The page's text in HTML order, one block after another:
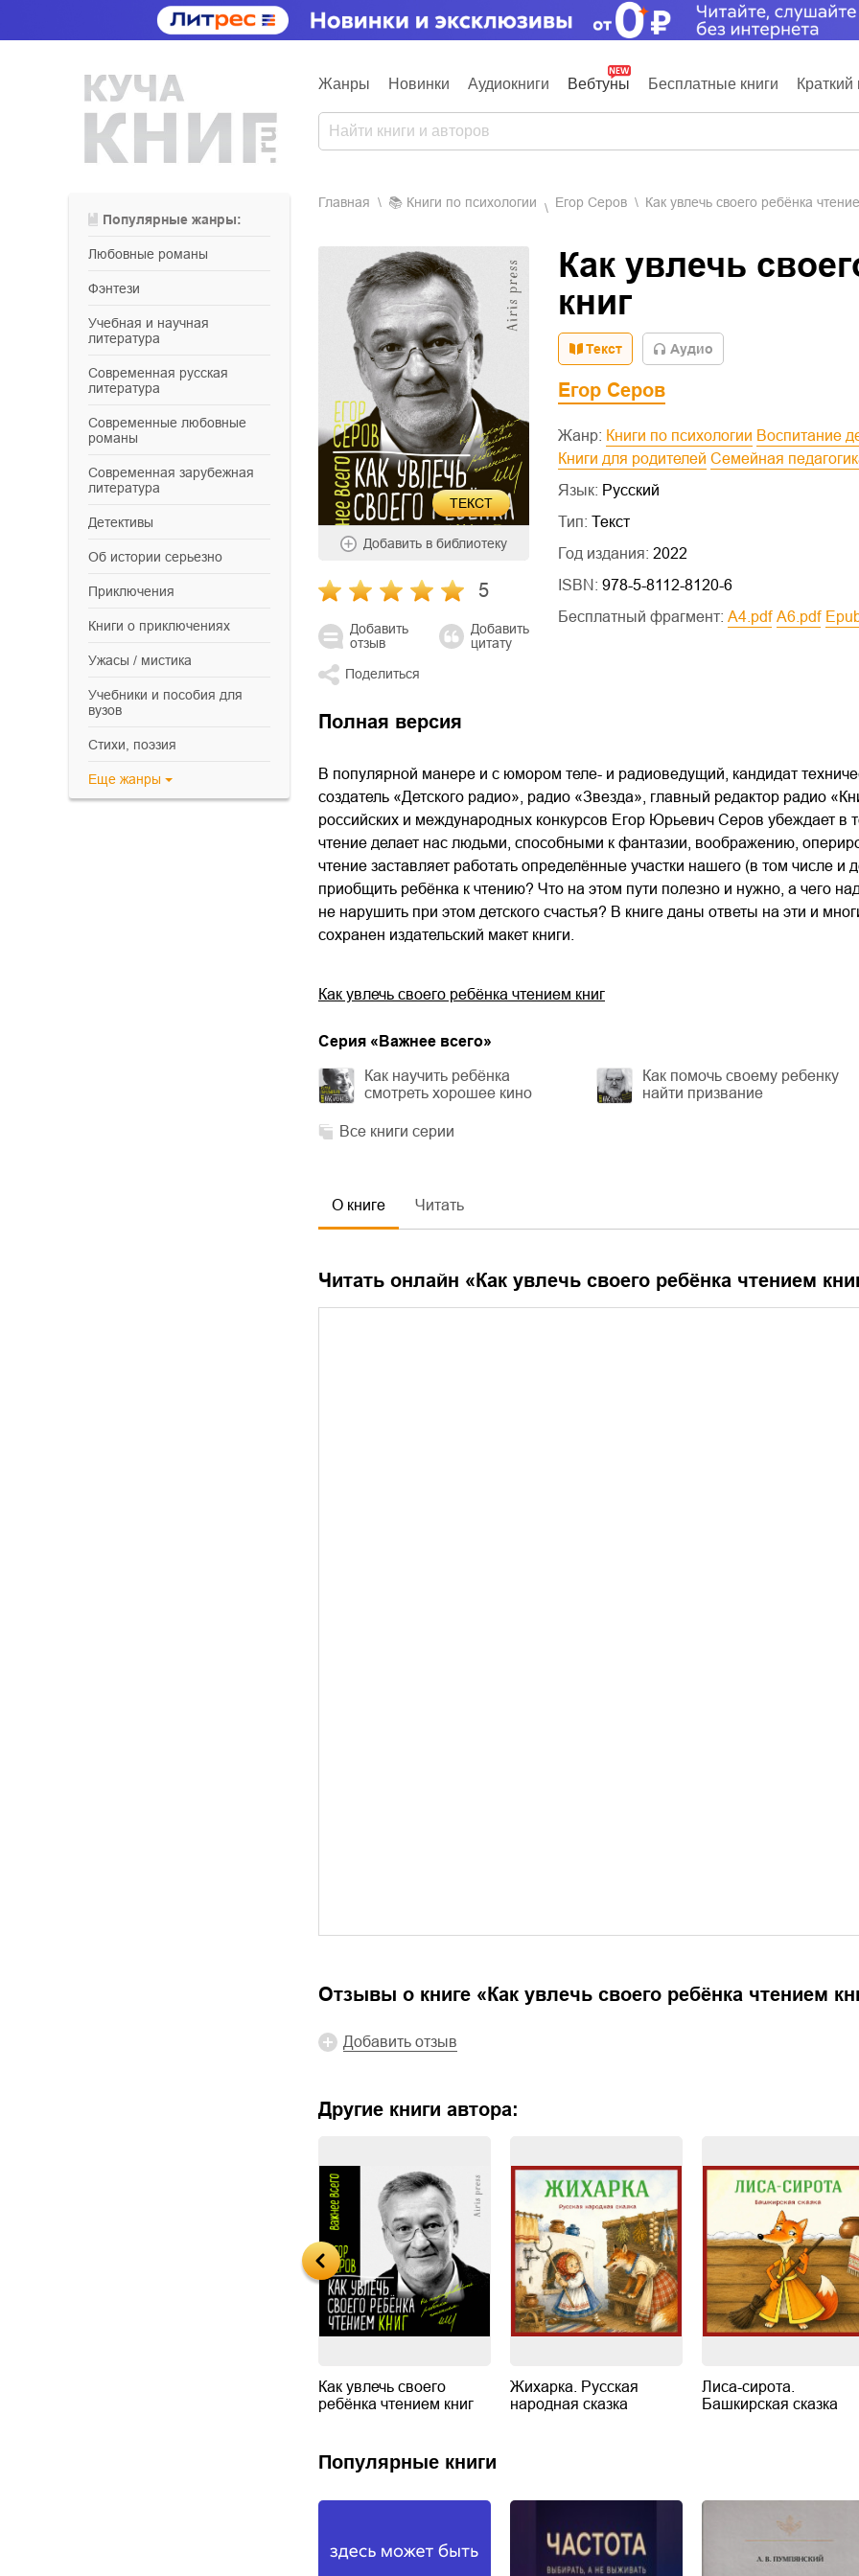
Жанры Новинки Аудиокниги Вебтуны Бесплатные книги Краткий
Популярные жанры:
любовные романы
фэнтези
учебная и научная
литература
современная русская
литература
современные любовные
романы
современная зарубежная
литература
детективы
об истории серьезно
приключения
книги о приключениях
ужасы / мистика
учебники и пособия для
вузов
cтихи, поэзия
Еще жанры
Главная 📚 книги по психологии Егор Серов Как увлечь своего ребёнка
ТЕКСТ
Добавить в библиотеку
5
Добавить
отзыв
Добавить
цитату
Поделиться
Как увлечь
книг
Текст Aудио
Егор Серов
Жанр: Книги по психологии
Воспитание
Книги для родителей
Семейная
Язык: Русский
Тип: Текст
Год издания: 2022
ISBN: 978-5-8112-8120-6
Бесплатный фрагмент:
a4.pdf a6.pdf
Полная версия
В популярной манере и с юмором теле- и радиоведущий, кандидат
создатель «Детского радио», радио «Звезда», главный редактор радио
российских и международных конкурсов Егор Юрьевич Серов убеждает в
чтение делает нас людьми, способными к фантазии, воображению,
чтение заставляет работать определённые участки нашего (в том числе и
приобщить ребёнка к чтению? Что на этом пути полезно и нужно, а чего
не нарушить при этом детского счастья? В книге даны ответы на эти и
сохранен издательский макет книги.
Как увлечь своего ребёнка чтением книг
Cерия « Важнее всего»
Как научить ребёнка
смотреть хорошее кино
Как помочь своему ребенку
найти призвание
Все книги серии
О книге Читать
Читать онлайн « Как увлечь своего ребёнка чтением
Отзывы о книге « Как увлечь своего ребёнка чтением
Добавить отзыв
Другие книги автора:
Как увлечь своего
ребёнка чтением книг
Жихарка. Русская
народная сказка
Лиса-сирота.
Башкирская сказка
Популярные книги